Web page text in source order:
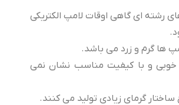
رشته ای گاهی اوقات لامپ الکتریکی
ها گرم و زرد می باشد.
خوبی و با كیفیت مناسب نشان نمی
ساختار گرمای زیادی تولید می كنند.